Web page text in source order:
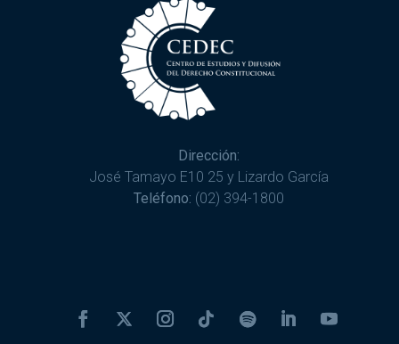
Dirección:
José Tamayo E10 25 y Lizardo García
Teléfono: (02) 394-1800